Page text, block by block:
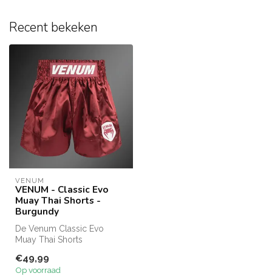
Recent bekeken
VENUM
VENUM - Classic Evo
Muay Thai Shorts -
Burgundy
De Venum Classic Evo
Muay Thai Shorts
met moderne per...
€49,99
Op voorraad